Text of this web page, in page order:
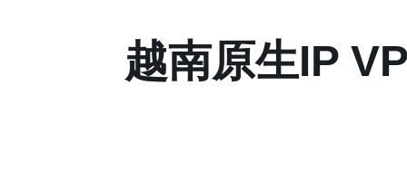
越南原生IP